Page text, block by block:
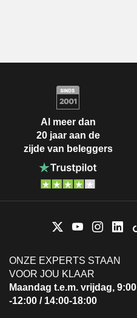
Al meer dan
20 jaar aan de
zijde van beleggers
ONZE EXPERTS STAAN
VOOR JOU KLAAR
Maandag t.e.m. vrijdag, 9:00
-12:00 / 14:00-18:00